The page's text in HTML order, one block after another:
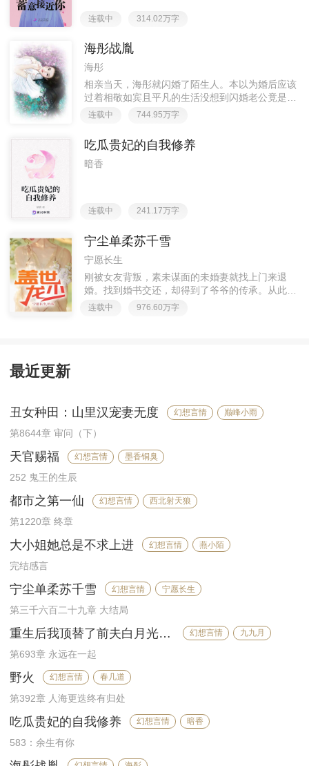
连载中 314.02万字
海彤战胤
海彤
相亲当天，海彤就闪婚了陌生人。本以为婚后应该
过着相敬如宾且平凡的生活没想到闪婚老公竟是个
粘人的牛皮糖。最让她惊讶的是，每次她面临困
追问时，他总是说运气好，直到有一天，她看了莞
城千亿首富因为宠妻而出名的采访，惊讶地发现千
亿首富竟然和她老公长得一模一样，他宠妻成狂，
连载中 744.95万字
吃瓜贵妃的自我修养
暗香
连载中 241.17万字
宁尘单柔苏千雪
宁愿长生
刚被女友背叛，素未谋面的未婚妻就找上门来退
婚。找到婚书交还，却得到了爷爷的传承。从此，
一跃成龙！却又发现，原来婚书还不止一张
连载中 976.60万字
最近更新
丑女种田：山里汉宠妻无度 幻想言情 巅峰小雨
第8644章 审问（下）
天官赐福 幻想言情 墨香铜臭
252 鬼王的生辰
都市之第一仙 幻想言情 西北射天狼
第1220章 终章
大小姐她总是不求上进 幻想言情 燕小陌
完结感言
宁尘单柔苏千雪 幻想言情 宁愿长生
第三千六百二十九章 大结局
重生后我顶替了前夫白月光许知意裴珩 幻想言情 九九月
第693章 永远在一起
野火 幻想言情 春几道
第392章 人海更迭终有归处
吃瓜贵妃的自我修养 幻想言情 暗香
583：余生有你